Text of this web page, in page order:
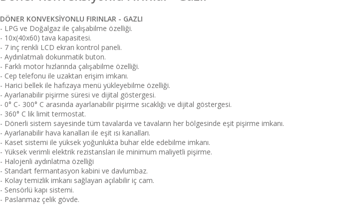
DÖNER KONVEKSİYONLU FIRINLAR - GAZLI
- LPG ve Doğalgaz ile çalışabilme özelliği.
- 10x(40x60) tava kapasitesi.
- 7 inç renkli LCD ekran kontrol paneli.
- Aydınlatmalı dokunmatik buton.
- Farklı motor hızlarında çalışabilme özelliği.
- Cep telefonu ile uzaktan erişim imkanı.
- Harici bellek ile hafızaya menü yükleyebilme özelliği.
- Ayarlanabilir pişirme süresi ve dijital göstergesi.
- 0° C- 300° C arasında ayarlanabilir pişirme sıcaklığı ve dijital göstergesi.
- 360° C lik limit termostat.
- Dönerli sistem sayesinde tüm tavalarda ve tavaların her bölgesinde eşit pişirme imkanı.
- Ayarlanabilir hava kanalları ile eşit ısı kanalları.
- Kaset sistemi ile yüksek yoğunlukta buhar elde edebilme imkanı.
- Yüksek verimli elektrik rezistansları ile minimum maliyetli pişirme.
- Halojenli aydınlatma özelliği
- Standart fermantasyon kabini ve davlumbaz.
- Kolay temizlik imkanı sağlayan açılabilir iç cam.
- Sensörlü kapı sistemi.
- Paslanmaz çelik gövde.